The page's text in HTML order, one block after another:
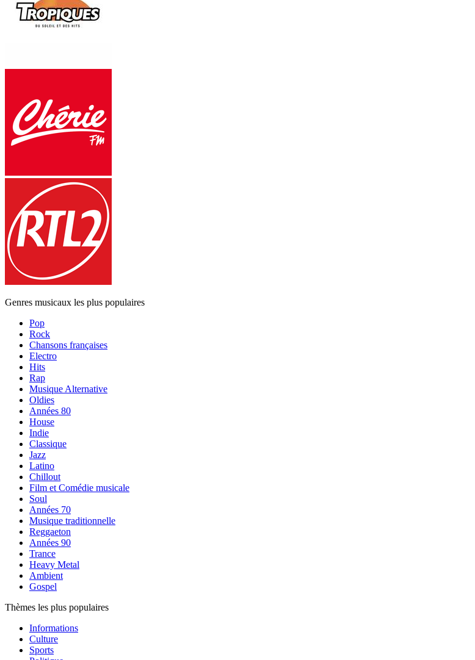
Genres musicaux les plus populaires
Pop
Rock
Chansons françaises
Electro
Hits
Rap
Musique Alternative
Oldies
Années 80
House
Indie
Classique
Jazz
Latino
Chillout
Film et Comédie musicale
Soul
Années 70
Musique traditionnelle
Reggaeton
Années 90
Trance
Heavy Metal
Ambient
Gospel
Thèmes les plus populaires
Informations
Culture
Sports